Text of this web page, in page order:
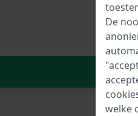
De
welke